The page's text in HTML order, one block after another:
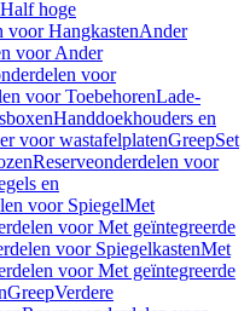
hoge
voor HangkastenAnder
voor Ander
voor
voor ToebehorenLade-
Handdoekhouders en
voor wastafelplatenGreepSet
Reserveonderdelen voor
en
voor SpiegelMet
voor Met geïntegreerde
voor SpiegelkastenMet
voor Met geïntegreerde
GreepVerdere